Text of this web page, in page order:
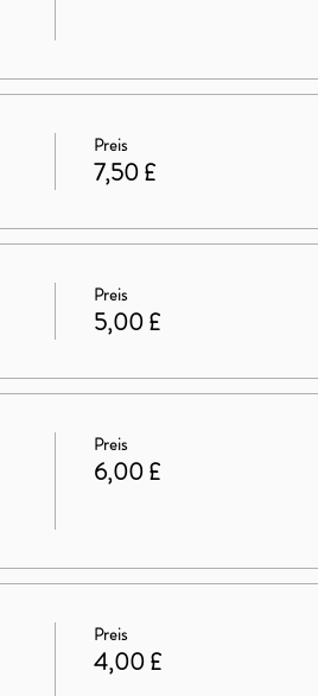
Preis
7,50 £
Preis
5,00 £
Preis
6,00 £
Preis
4,00 £